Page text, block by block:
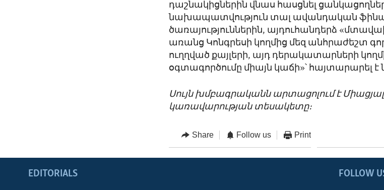
դաշնակիցներին վնաս հասցնել
նախապատվություն տալ ավանդական
ծառայություններին, այդուհանդերձ
առանց Կոնգրեսի կողմից մեզ անհրաժեշտ
ուղղված քայլերի, այդ դերակատարների
օգտագործումը միայն կաճի»՝ հայտարարել է
Սույն խմբագրականն արտացոլում է
կառավարության տեսակետը։
Share Follow us Print
FOLLOW
EDITORIALS